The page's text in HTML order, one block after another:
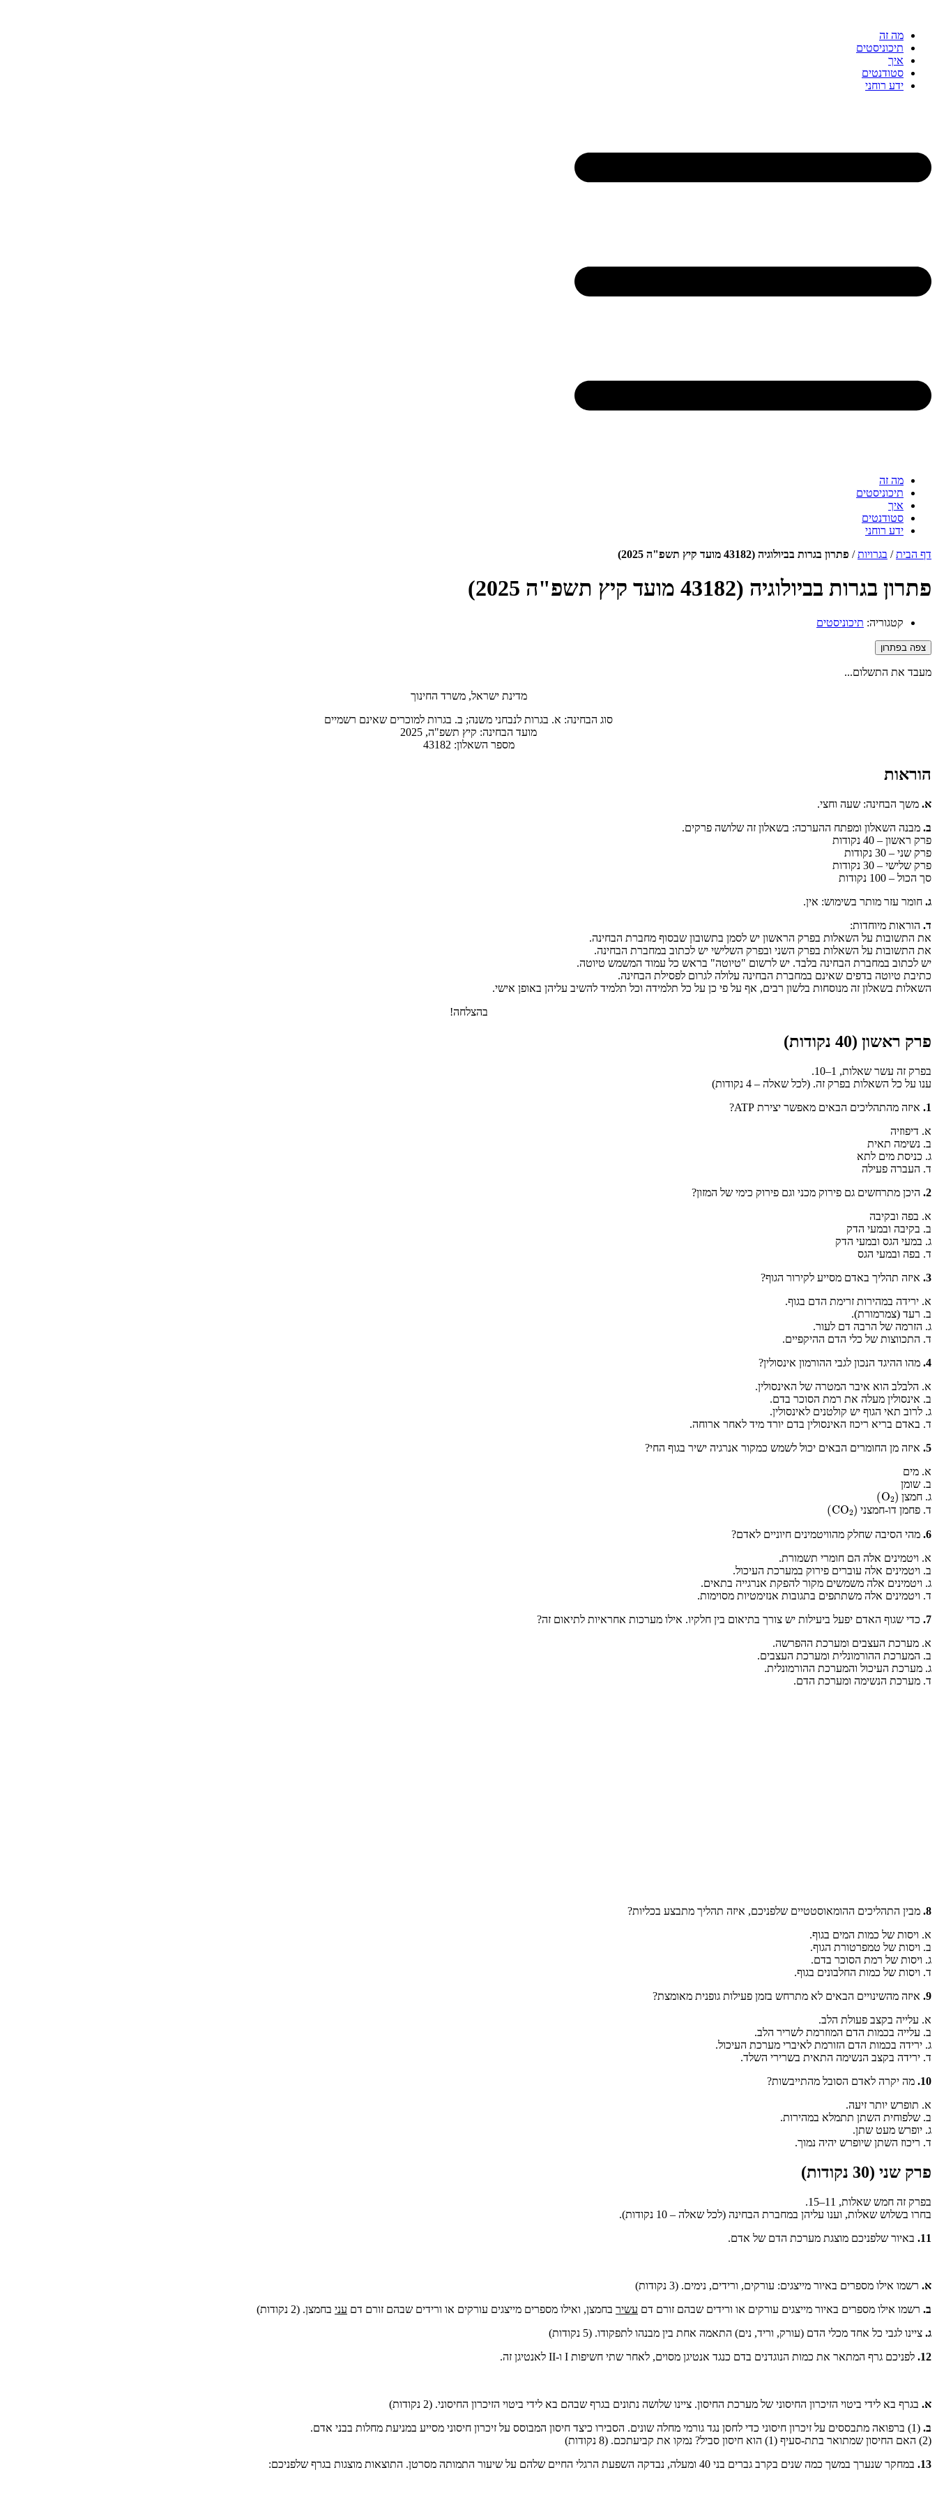
מה זה
תיכוניסטים
איך
סטודנטים
ידע רוחני
מה זה
תיכוניסטים
איך
סטודנטים
ידע רוחני
דף הבית/ בגרויות/ פתרון בגרות בביולוגיה (43182 מועד קיץ תשפ"ה 2025)
פתרון בגרות בביולוגיה (43182 מועד קיץ תשפ"ה 2025)
קטגוריה: תיכוניסטים
צפה בפתרון
מעבד את התשלום...
מדינת ישראל, משרד החינוך
סוג הבחינה: א. בגרות לנבחני משנה; ב. בגרות למוכרים שאינם רשמיים
מועד הבחינה: קיץ תשפ"ה, 2025
מספר השאלון: 43182
הוראות
א. משך הבחינה: שעה וחצי.
ב. מבנה השאלון ומפתח ההערכה: בשאלון זה שלושה פרקים.
פרק ראשון – 40 נקודות
פרק שני – 30 נקודות
פרק שלישי – 30 נקודות
סך הכול – 100 נקודות
ג. חומר עזר מותר בשימוש: אין.
ד. הוראות מיוחדות:
את התשובות על השאלות בפרק הראשון יש לסמן בתשובון שבסוף מחברת הבחינה.
את התשובות על השאלות בפרק השני ובפרק השלישי יש לכתוב במחברת הבחינה.
יש לכתוב במחברת הבחינה בלבד. יש לרשום "טיוטה" בראש כל עמוד המשמש טיוטה.
כתיבת טיוטה בדפים שאינם במחברת הבחינה עלולה לגרום לפסילת הבחינה.
השאלות בשאלון זה מנוסחות בלשון רבים, אף על פי כן על כל תלמידה וכל תלמיד להשיב עליהן באופן אישי.
בהצלחה!
פרק ראשון (40 נקודות)
בפרק זה עשר שאלות, 1–10.
ענו על כל השאלות בפרק זה. (לכל שאלה – 4 נקודות)
1. איזה מהתהליכים הבאים מאפשר יצירת ATP?
א. דיפוזיה
ב. נשימה תאית
ג. כניסת מים לתא
ד. העברה פעילה
2. היכן מתרחשים גם פירוק מכני וגם פירוק כימי של המזון?
א. בפה ובקיבה
ב. בקיבה ובמעי הדק
ג. במעי הגס ובמעי הדק
ד. בפה ובמעי הגס
3. איזה תהליך באדם מסייע לקירור הגוף?
א. ירידה במהירות זרימת הדם בגוף.
ב. רעד (צמרמורת).
ג. הזרמה של הרבה דם לעור.
ד. התכווצות של כלי הדם ההיקפיים.
4. מהו ההיגד הנכון לגבי ההורמון אינסולין?
א. הלבלב הוא איבר המטרה של האינסולין.
ב. אינסולין מעלה את רמת הסוכר בדם.
ג. לרוב תאי הגוף יש קולטנים לאינסולין.
ד. באדם בריא ריכוז האינסולין בדם יורד מיד לאחר ארוחה.
5. איזה מן החומרים הבאים יכול לשמש כמקור אנרגיה ישיר בגוף החי?
א. מים
ב. שומן
ג. חמצן (
O 2
)
ד. פחמן דו-חמצני (
CO2
)
6. מהי הסיבה שחלק מהוויטמינים חיוניים לאדם?
א. ויטמינים אלה הם חומרי תשמורת.
ב. ויטמינים אלה עוברים פירוק במערכת העיכול.
ג. ויטמינים אלה משמשים מקור להפקת אנרגייה בתאים.
ד. ויטמינים אלה משתתפים בתגובות אנזימטיות מסוימות.
7. כדי שגוף האדם יפעל ביעילות יש צורך בתיאום בין חלקיו. אילו מערכות אחראיות לתיאום זה?
א. מערכת העצבים ומערכת ההפרשה.
ב. המערכת ההורמונלית ומערכת העצבים.
ג. מערכת העיכול והמערכת ההורמונלית.
ד. מערכת הנשימה ומערכת הדם.
8. מבין התהליכים ההומאוסטטיים שלפניכם, איזה תהליך מתבצע בכליות?
א. ויסות של כמות המים בגוף.
ב. ויסות של טמפרטורת הגוף.
ג. ויסות של רמת הסוכר בדם.
ד. ויסות של כמות החלבונים בגוף.
9. איזה מהשינויים הבאים לא מתרחש בזמן פעילות גופנית מאומצת?
א. עלייה בקצב פעולת הלב.
ב. עלייה בכמות הדם המוזרמת לשריר הלב.
ג. ירידה בכמות הדם הזורמת לאיברי מערכת העיכול.
ד. ירידה בקצב הנשימה התאית בשרירי השלד.
10. מה יקרה לאדם הסובל מהתייבשות?
א. תופרש יותר זיעה.
ב. שלפוחית השתן תתמלא במהירות.
ג. יופרש מעט שתן.
ד. ריכוז השתן שיופרש יהיה נמוך.
פרק שני (30 נקודות)
בפרק זה חמש שאלות, 11–15.
בחרו בשלוש שאלות, וענו עליהן במחברת הבחינה (לכל שאלה – 10 נקודות).
11. באיור שלפניכם מוצגת מערכת הדם של אדם.
א. רשמו אילו מספרים באיור מייצגים: עורקים, ורידים, נימים. (3 נקודות)
ב. רשמו אילו מספרים באיור מייצגים עורקים או ורידים שבהם זורם דם עשיר בחמצן, ואילו מספרים מייצגים עורקים או ורידים שבהם זורם דם עני בחמצן. (2 נקודות)
ג. ציינו לגבי כל אחד מכלי הדם (עורק, וריד, נים) התאמה אחת בין מבנהו לתפקודו. (5 נקודות)
12. לפניכם גרף המתאר את כמות הנוגדנים בדם כנגד אנטיגן מסוים, לאחר שתי חשיפות I ו-II לאנטיגן זה.
א. בגרף בא לידי ביטוי הזיכרון החיסוני של מערכת החיסון. ציינו שלושה נתונים בגרף שבהם בא לידי ביטוי הזיכרון החיסוני. (2 נקודות)
ב. (1) ברפואה מתבססים על זיכרון חיסוני כדי לחסן נגד גורמי מחלה שונים. הסבירו כיצד חיסון המבוסס על זיכרון חיסוני מסייע במניעת מחלות בבני אדם.
(2) האם החיסון שמתואר בתת-סעיף (1) הוא חיסון סביל? נמקו את קביעתכם. (8 נקודות)
13. במחקר שנערך במשך כמה שנים בקרב גברים בני 40 ומעלה, נבדקה השפעת הרגלי החיים שלהם על שיעור התמותה מסרטן. התוצאות מוצגות בגרף שלפניכם: